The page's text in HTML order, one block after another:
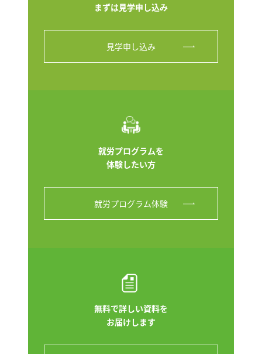
まずは見学申し込み
見学申し込み
就労プログラムを
体験したい方
就労プログラム体験
無料で詳しい資料を
お届けします